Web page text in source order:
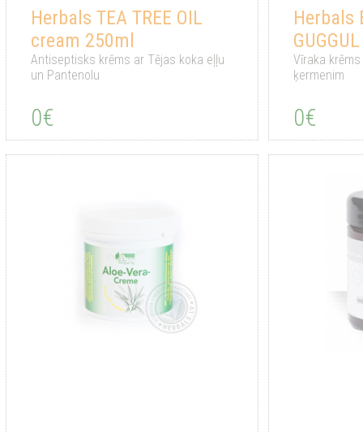
Herbals TEA TREE OIL
cream 250ml
Antiseptisks krēms ar Tējas koka eļļu
un Pantenolu
0€
Herbals
Vīraka
ķermenim
0€